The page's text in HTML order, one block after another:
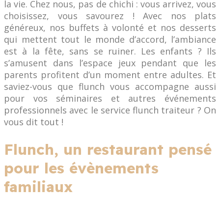
la vie. Chez nous, pas de chichi : vous arrivez, vous
choisissez, vous savourez ! Avec nos plats
généreux, nos buffets à volonté et nos desserts
qui mettent tout le monde d’accord, l’ambiance
est à la fête, sans se ruiner. Les enfants ? Ils
s’amusent dans l’espace jeux pendant que les
parents profitent d’un moment entre adultes. Et
saviez-vous que flunch vous accompagne aussi
pour vos séminaires et autres événements
professionnels avec le service flunch traiteur ? On
vous dit tout !
Flunch, un restaurant pensé
pour les évènements
familiaux